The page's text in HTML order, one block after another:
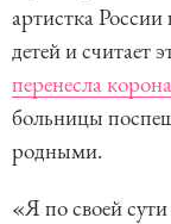
артистка России
детей и считает
перенесла
больницы
родными.
«Я по своей